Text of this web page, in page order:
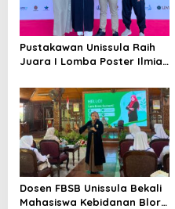
Pustakawan Unissula Raih
Juara I Lomba Poster Ilmiah
Dosen FBSB Unissula Bekali
Mahasiswa Kebidanan Blora